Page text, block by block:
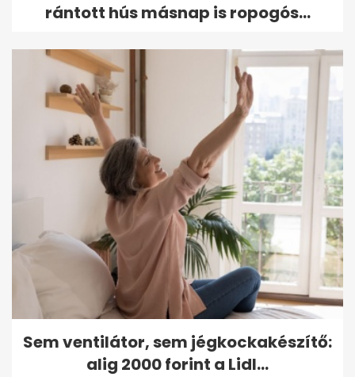
rántott hús másnap is ropogós...
Sem ventilátor, sem jégkockakészítő:
alig 2000 forint a Lidl...